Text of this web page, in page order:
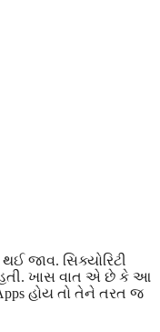
જાવ. સિક્યોરિટી
હતી. ખાસ વાત એ છે કે આ
હોય તો તેને તરત જ